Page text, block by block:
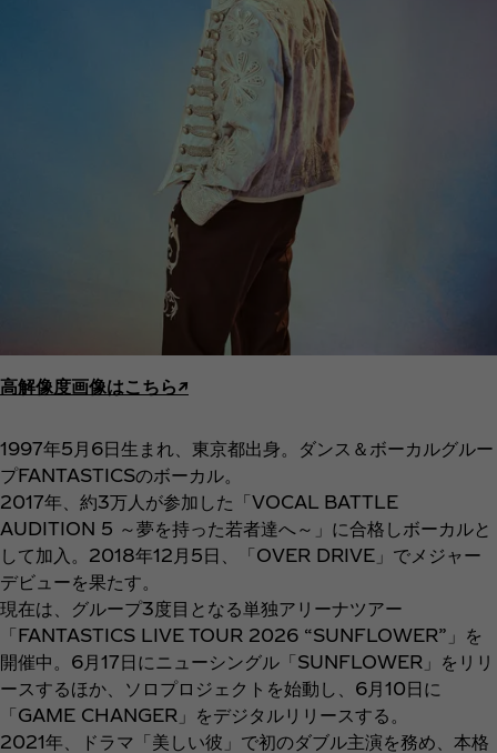
高解像度画像はこちら↗︎
1997年5月6日生まれ、東京都出身。ダンス＆ボーカルグルー
プFANTASTICSのボーカル。
2017年、約3万人が参加した「VOCAL BATTLE
AUDITION 5 ～夢を持った若者達へ～」に合格しボーカルと
して加入。2018年12月5日、「OVER DRIVE」でメジャー
デビューを果たす。
現在は、グループ3度目となる単独アリーナツアー
「FANTASTICS LIVE TOUR 2026 “SUNFLOWER”」を
開催中。6月17日にニューシングル「SUNFLOWER」をリリ
ースするほか、ソロプロジェクトを始動し、6月10日に
「GAME CHANGER」をデジタルリリースする。
2021年、ドラマ「美しい彼」で初のダブル主演を務め、本格